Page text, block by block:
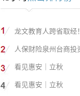
龙文教育人跨省取经！
人保财险泉州台商投
看见惠安｜立秋
看见惠安｜立秋